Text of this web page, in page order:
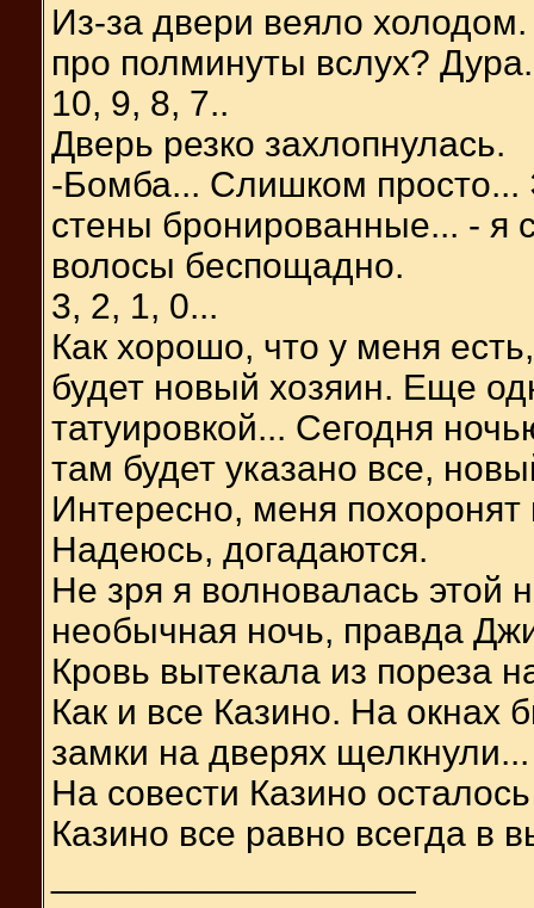
Из-за двери веяло
про полминуты вслух?
10, 9, 8, 7..
Дверь резко захлопнулась.
-Бомба... Слишком
стены бронированные... - я
волосы беспощадно.
3, 2, 1, 0...
Как хорошо, что у меня
будет новый хозяин. Еще
татуировкой... Сегодня
там будет указано все,
Интересно, меня
Надеюсь, догадаются.
Не зря я волновалась этой
необычная ночь, правда
Кровь вытекала из пореза
Как и все Казино. На окнах
замки на дверях
На совести Казино
Казино все равно всегда в